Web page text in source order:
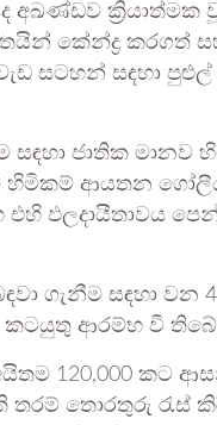
අඛණ්ඩව
කේන්ද්‍ර කරගත් සහ
සටහන් සඳහා
ජාතික මානව
හිමිකම් ආයතන
එහි ඵලදායීතාවය
ගැනීම සඳහා වන
කටයුතු ආරම්භ වී
120,000 කට
තරම් තොරතුරු රැස්